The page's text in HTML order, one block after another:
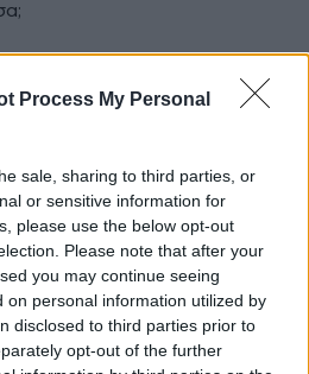
Process My Personal
sale, sharing to third parties, or
or sensitive information for
please use the below opt-out
Please note that after your
you may continue seeing
on personal information utilized by
disclosed to third parties prior to
opt-out of the further